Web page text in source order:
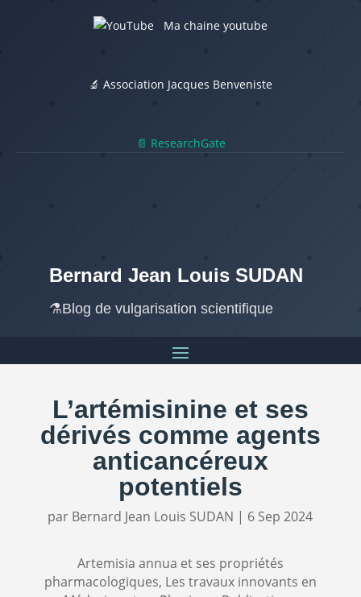
Ma chaine youtube
🔬 Association Jacques Benveniste
📄 ResearchGate
Bernard Jean Louis SUDAN
⚗️Blog de vulgarisation scientifique
L’artémisinine et ses
dérivés comme agents
anticancéreux
potentiels
par Bernard Jean Louis SUDAN | 6 Sep 2024
Artemisia annua et ses propriétés
pharmacologiques, Les travaux innovants en